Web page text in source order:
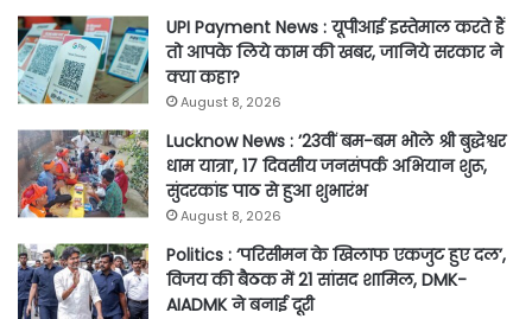
UPI Payment News : यूपीआई इस्तेमाल करते हैं
तो आपके लिये काम की खबर, जानिये सरकार ने
क्या कहा?
August 8, 2026
Lucknow News : ’23वीं बम-बम भोले श्री बुद्धेश्वर
धाम यात्रा’, 17 दिवसीय जनसंपर्क अभियान शुरू,
सुंदरकांड पाठ से हुआ शुभारंभ
August 8, 2026
Politics : ‘परिसीमन के खिलाफ एकजुट हुए दल’,
विजय की बैठक में 21 सांसद शामिल, DMK-
AIADMK ने बनाई दूरी